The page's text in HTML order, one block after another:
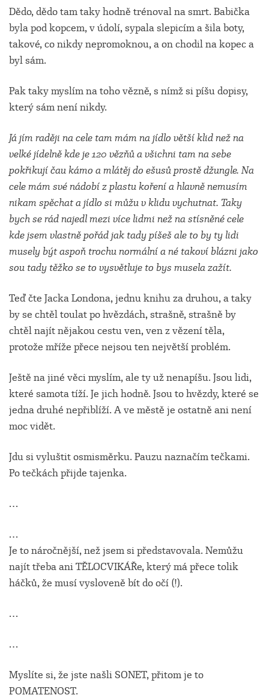
Dědo, dědo tam taky hodně trénoval na smrt. Babička
byla pod kopcem, v údolí, sypala slepicím a šila boty,
takové, co nikdy nepromoknou, a on chodil na kopec a
byl sám.
Pak taky myslím na toho vězně, s nímž si píšu dopisy,
který sám není nikdy.
Já jím raději na cele tam mám na jídlo větší klid než na
velké jídelně kde je 120 vězňů a všichni tam na sebe
pokřikují čau kámo a mlátěj do ešusů prostě džungle. Na
cele mám své nádobí z plastu koření a hlavně nemusím
nikam spěchat a jídlo si můžu v klidu vychutnat. Taky
bych se rád najedl mezi více lidmi než na stísněné cele
kde jsem vlastně pořád jak tady píšeš ale to by ty lidi
musely být aspoň trochu normální a né takoví blázni jako
sou tady těžko se to vysvětluje to bys musela zažít.
Teď čte Jacka Londona, jednu knihu za druhou, a taky
by se chtěl toulat po hvězdách, strašně, strašně by
chtěl najít nějakou cestu ven, ven z vězení těla,
protože mříže přece nejsou ten největší problém.
Ještě na jiné věci myslím, ale ty už nenapíšu. Jsou lidi,
které samota tíží. Je jich hodně. Jsou to hvězdy, které se
jedna druhé nepřiblíží. A ve městě je ostatně ani není
moc vidět.
Jdu si vyluštit osmisměrku. Pauzu naznačím tečkami.
Po tečkách přijde tajenka.
…
…
Je to náročnější, než jsem si představovala. Nemůžu
najít třeba ani TĚLOCVIKÁŘe, který má přece tolik
háčků, že musí vysloveně bít do očí (!).
…
…
Myslíte si, že jste našli SONET, přitom je to
POMATENOST.